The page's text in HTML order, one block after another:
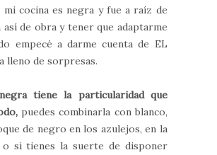
mi cocina es negra y fue a raíz de
de obra y tener que adaptarme
empecé a darme cuenta de EL
lleno de sorpresas.
tiene la particularidad que
puedes combinarla con blanco,
de negro en los azulejos, en la
o si tienes la suerte de disponer